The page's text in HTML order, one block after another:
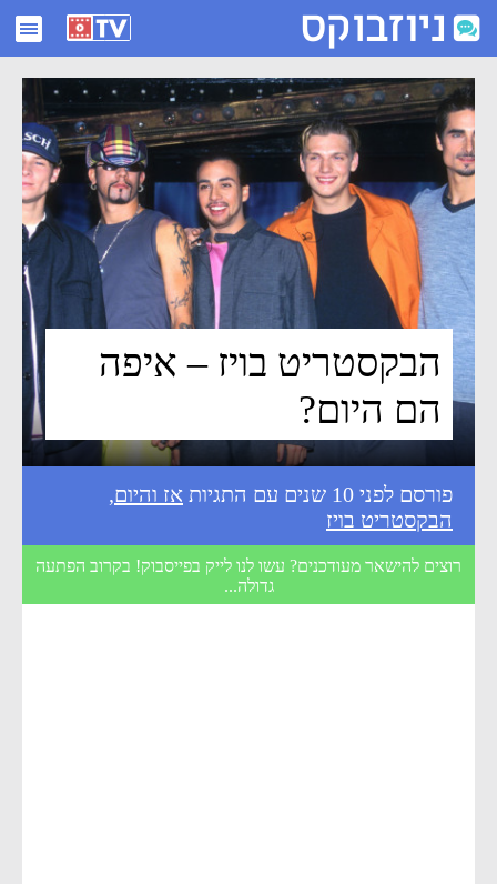
הבקסטריט בויז - איפה הם היום? - ניוזבוקס
הבקסטריט בויז – איפה
הם היום?
פורסם לפני 10 שנים עם התגיות אז והיום,
הבקסטריט בויז
רוצים להישאר מעודכנים? עשו לנו לייק בפייסבוק! בקרוב הפתעה
גדולה...